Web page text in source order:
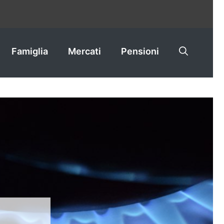
Famiglia Mercati Pensioni